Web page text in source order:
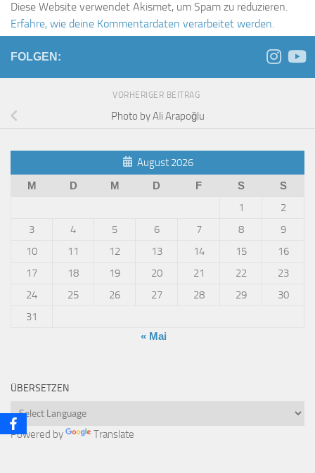
Diese Website verwendet Akismet, um Spam zu reduzieren.
Erfahre, wie deine Kommentardaten verarbeitet werden.
FOLGEN:
VORHERIGER BEITRAG
Photo by Ali Arapoğlu
August 2026
M D M D F S S
1
2
3
4 5 6 7 8
9
10
11 12 13 14 15
16
17
18 19 20 21 22
23
24
25 26 27 28 29
30
31
« Mai
ÜBERSETZEN
Powered by Translate